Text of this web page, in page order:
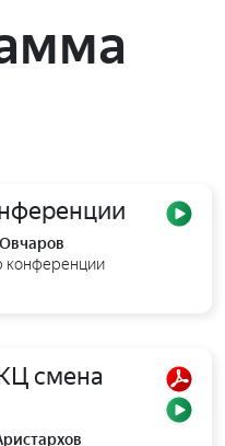
конференции
смена